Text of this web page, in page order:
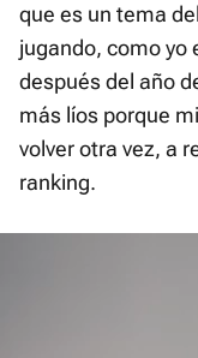
que es un tema
jugando, como yo
después del año
más líos porque
volver otra vez, a
ranking.